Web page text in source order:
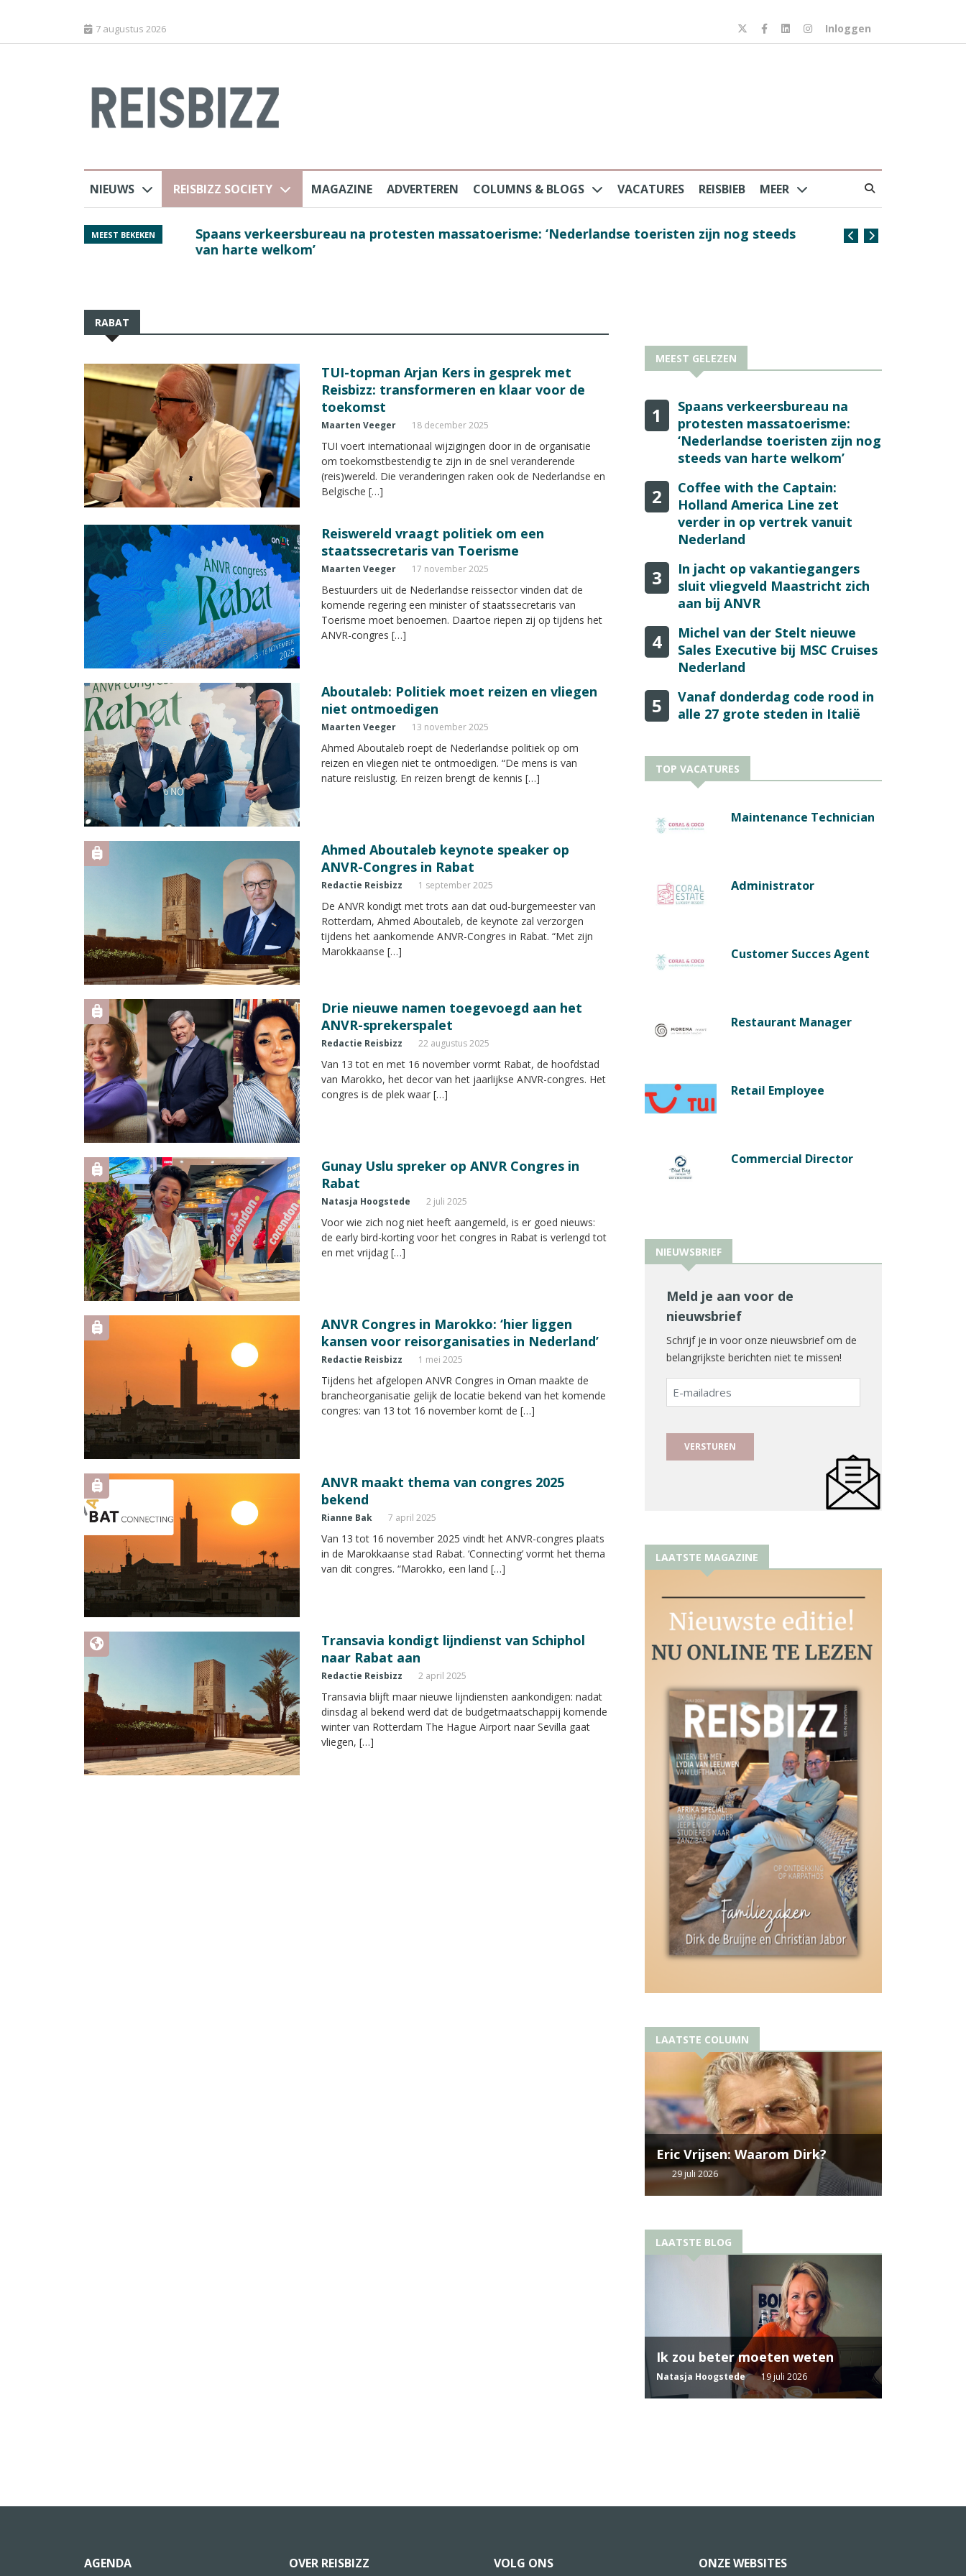
7 augustus 2026 Inloggen
NIEUWS REISBIZZ SOCIETY MAGAZINE ADVERTEREN COLUMNS & BLOGS VACATURES REISBIEB MEER
MEEST BEKEKEN
Spaans verkeersbureau na protesten massatoerisme: ‘Nederlandse toeristen zijn nog steeds
van harte welkom’
Coffee with the
RABAT
TUI-topman Arjan Kers in gesprek met
Reisbizz: transformeren en klaar voor de
toekomst
Maarten Veeger 18 december 2025
TUI voert internationaal wijzigingen door in de organisatie
om toekomstbestendig te zijn in de snel veranderende
(reis)wereld. Die veranderingen raken ook de Nederlandse en
Belgische […]
Reiswereld vraagt politiek om een
staatssecretaris van Toerisme
Maarten Veeger 17 november 2025
Bestuurders uit de Nederlandse reissector vinden dat de
komende regering een minister of staatssecretaris van
Toerisme moet benoemen. Daartoe riepen zij op tijdens het
ANVR-congres […]
Aboutaleb: Politiek moet reizen en vliegen
niet ontmoedigen
Maarten Veeger 13 november 2025
Ahmed Aboutaleb roept de Nederlandse politiek op om
reizen en vliegen niet te ontmoedigen. “De mens is van
nature reislustig. En reizen brengt de kennis […]
Ahmed Aboutaleb keynote speaker op
ANVR-Congres in Rabat
Redactie Reisbizz 1 september 2025
De ANVR kondigt met trots aan dat oud-burgemeester van
Rotterdam, Ahmed Aboutaleb, de keynote zal verzorgen
tijdens het aankomende ANVR-Congres in Rabat. “Met zijn
Marokkaanse […]
Drie nieuwe namen toegevoegd aan het
ANVR-sprekerspalet
Redactie Reisbizz 22 augustus 2025
Van 13 tot en met 16 november vormt Rabat, de hoofdstad
van Marokko, het decor van het jaarlijkse ANVR-congres. Het
congres is de plek waar […]
Gunay Uslu spreker op ANVR Congres in
Rabat
Natasja Hoogstede 2 juli 2025
Voor wie zich nog niet heeft aangemeld, is er goed nieuws:
de early bird-korting voor het congres in Rabat is verlengd tot
en met vrijdag […]
ANVR Congres in Marokko: ‘hier liggen
kansen voor reisorganisaties in Nederland’
Redactie Reisbizz 1 mei 2025
Tijdens het afgelopen ANVR Congres in Oman maakte de
brancheorganisatie gelijk de locatie bekend van het komende
congres: van 13 tot 16 november komt de […]
ANVR maakt thema van congres 2025
bekend
Rianne Bak 7 april 2025
Van 13 tot 16 november 2025 vindt het ANVR-congres plaats
in de Marokkaanse stad Rabat. ‘Connecting’ vormt het thema
van dit congres. “Marokko, een land […]
Transavia kondigt lijndienst van Schiphol
naar Rabat aan
Redactie Reisbizz 2 april 2025
Transavia blijft maar nieuwe lijndiensten aankondigen: nadat
dinsdag al bekend werd dat de budgetmaatschappij komende
winter van Rotterdam The Hague Airport naar Sevilla gaat
vliegen, […]
MEEST GELEZEN
1
Spaans verkeersbureau na
protesten massatoerisme:
‘Nederlandse toeristen zijn nog
steeds van harte welkom’
2
Coffee with the Captain:
Holland America Line zet
verder in op vertrek vanuit
Nederland
3
In jacht op vakantiegangers
sluit vliegveld Maastricht zich
aan bij ANVR
4
Michel van der Stelt nieuwe
Sales Executive bij MSC Cruises
Nederland
5
Vanaf donderdag code rood in
alle 27 grote steden in Italië
TOP VACATURES
Maintenance Technician
Administrator
Customer Succes Agent
Restaurant Manager
Retail Employee
Commercial Director
NIEUWSBRIEF
Meld je aan voor de
nieuwsbrief
Schrijf je in voor onze nieuwsbrief om de
belangrijkste berichten niet te missen!
E-
mailadres
LAATSTE MAGAZINE
LAATSTE COLUMN
Eric Vrijsen: Waarom Dirk?
29 juli 2026
LAATSTE BLOG
Ik zou beter moeten weten
Natasja Hoogstede 19 juli 2026
AGENDA OVER REISBIZZ VOLG ONS ONZE WEBSITES